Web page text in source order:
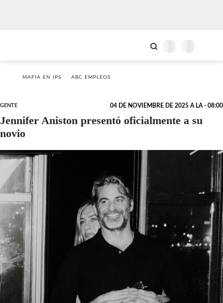
MAFIA EN IPS ABC EMPLEOS
GENTE 04 DE NOVIEMBRE DE 2025 A LA - 08:00
Jennifer Aniston presentó oficialmente a su
novio